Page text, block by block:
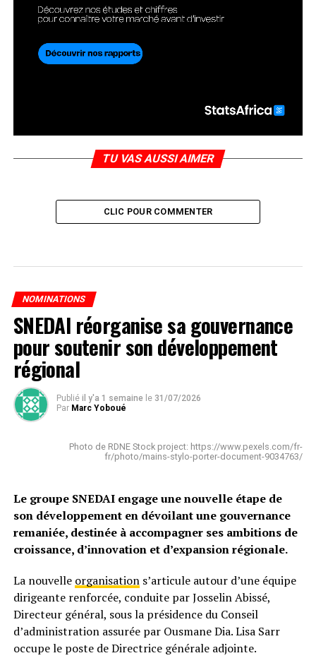
TU VAS AUSSI AIMER
CLIC POUR COMMENTER
NOMINATIONS
SNEDAI réorganise sa gouvernance
pour soutenir son développement
régional
Publié il y'a 1 semaine le 31/07/2026
Par Marc Yoboué
Photo de RDNE Stock project: https://www.pexels.com/fr-
fr/photo/mains-stylo-porter-document-9034763/
Le groupe SNEDAI engage une nouvelle étape de
son développement en dévoilant une gouvernance
remaniée, destinée à accompagner ses ambitions de
croissance, d’innovation et d’expansion régionale.
La nouvelle organisations’articule autour d’une équipe
dirigeante renforcée, conduite par Josselin Abissé,
Directeur général, sous la présidence du Conseil
d’administration assurée par Ousmane Dia. Lisa Sarr
occupe le poste de Directrice générale adjointe.